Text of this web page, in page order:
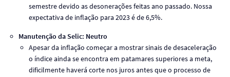
semestre devido as desonerações feitas ano passado. Nossa
expectativa de inflação para 2023 é de 6,5%.
Manutenção da Selic: Neutro
Apesar da inflação começar a mostrar sinais de desaceleração
o índice ainda se encontra em patamares superiores a meta,
dificilmente haverá corte nos juros antes que o processo de